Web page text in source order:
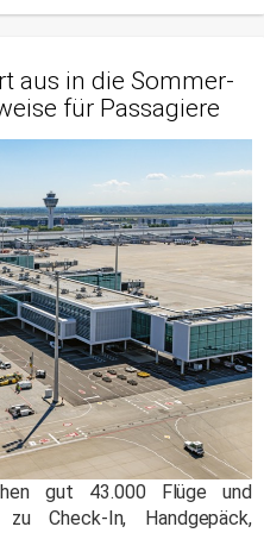
aus in die Sommer-
für Passagiere
gut 43.000 Flüge und
Check-In, Handgepäck,